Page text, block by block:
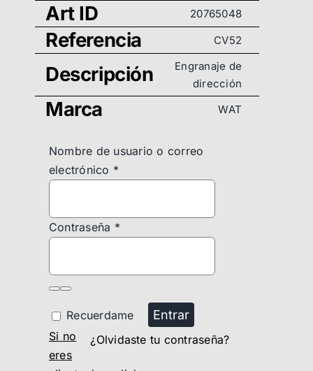
Art ID 20765048
Referencia CV52
Descripción
Engranaje de
dirección
Marca WAT
Nombre de usuario o correo
electrónico *
Contraseña *
Recuerdame Entrar
¿Olvidaste tu contraseña?
Si no
eres